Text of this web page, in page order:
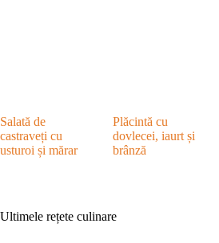
Salată de
castraveți cu
usturoi și mărar
Plăcintă cu
dovlecei, iaurt și
brânză
Ultimele rețete culinare